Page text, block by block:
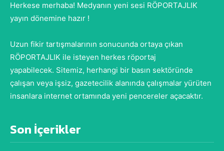
Herkese merhaba! Medyanın yeni sesi RÖPORTAJLIK
yayın dönemine hazır !
Uzun fikir tartışmalarının sonucunda ortaya çıkan
RÖPORTAJLIK ile isteyen herkes röportaj
yapabilecek. Sitemiz, herhangi bir basın sektöründe
çalışan veya işsiz, gazetecilik alanında çalışmalar yürüten
insanlara internet ortamında yeni pencereler açacaktır.
Son İçerikler